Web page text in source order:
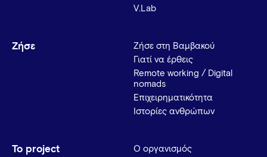
V.Lab
Ζήσε
Ζήσε στη Βαμβακού
Γιατί να έρθεις
Remote working / Digital
nomads
Επιχειρηματικότητα
Ιστορίες ανθρώπων
Το project
Ο οργανισμός